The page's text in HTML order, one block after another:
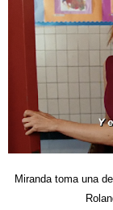
Miranda toma una